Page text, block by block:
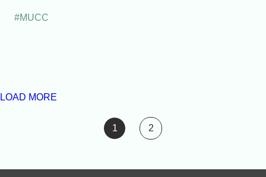
#MUCC
LOAD MORE
1 2